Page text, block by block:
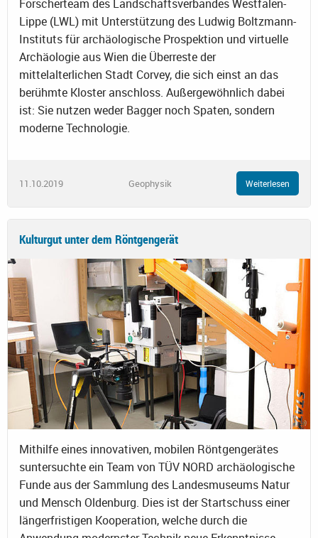
Forscherteam des Landschaftsverbandes Westfalen-
Lippe (LWL) mit Unterstützung des Ludwig Boltzmann-
Instituts für archäologische Prospektion und virtuelle
Archäologie aus Wien die Überreste der
mittelalterlichen Stadt Corvey, die sich einst an das
berühmte Kloster anschloss. Außergewöhnlich dabei
ist: Sie nutzen weder Bagger noch Spaten, sondern
moderne Technologie.
11.10.2019 Geophysik Weiterlesen
Kulturgut unter dem Röntgengerät
Mithilfe eines innovativen, mobilen Röntgengerätes
suntersuchte ein Team von TÜV NORD archäologische
Funde aus der Sammlung des Landesmuseums Natur
und Mensch Oldenburg. Dies ist der Startschuss einer
längerfristigen Kooperation, welche durch die